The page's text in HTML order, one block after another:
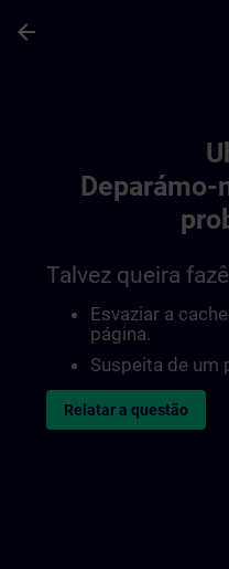
arrow_back
Deparámo-
Talvez queira
Esvaziar a
página.
Suspeita de um
Relatar a questão